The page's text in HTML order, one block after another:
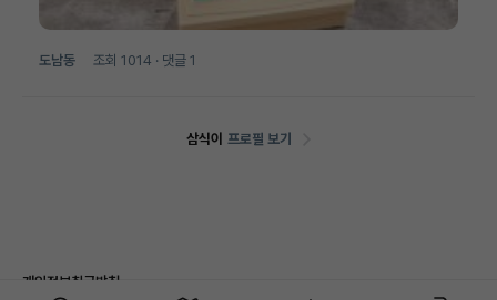
도남동 조회 1014 · 댓글 1
삼식이 프로필 보기
개인정보취급방침